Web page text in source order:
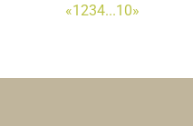
«1234...10»